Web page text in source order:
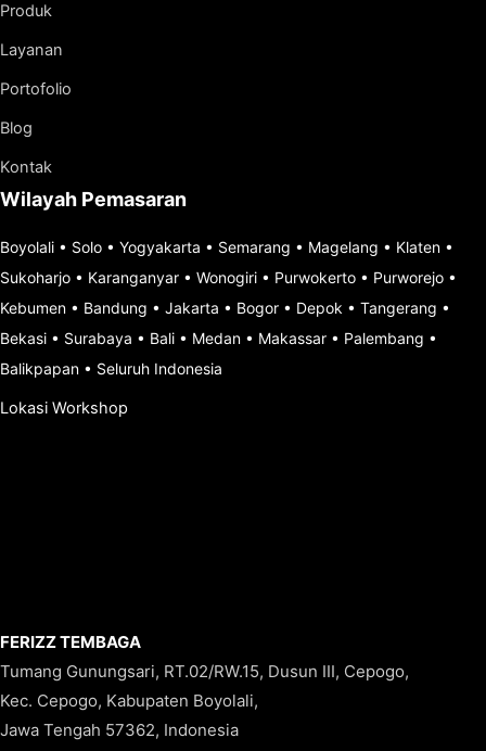
Produk
Layanan
Portofolio
Blog
Kontak
Wilayah Pemasaran
Boyolali • Solo • Yogyakarta • Semarang • Magelang • Klaten •
Sukoharjo • Karanganyar • Wonogiri • Purwokerto • Purworejo •
Kebumen • Bandung • Jakarta • Bogor • Depok • Tangerang •
Bekasi • Surabaya • Bali • Medan • Makassar • Palembang •
Balikpapan • Seluruh Indonesia
Lokasi Workshop
FERIZZ TEMBAGA
Tumang Gunungsari, RT.02/RW.15, Dusun III, Cepogo,
Kec. Cepogo, Kabupaten Boyolali,
Jawa Tengah 57362, Indonesia